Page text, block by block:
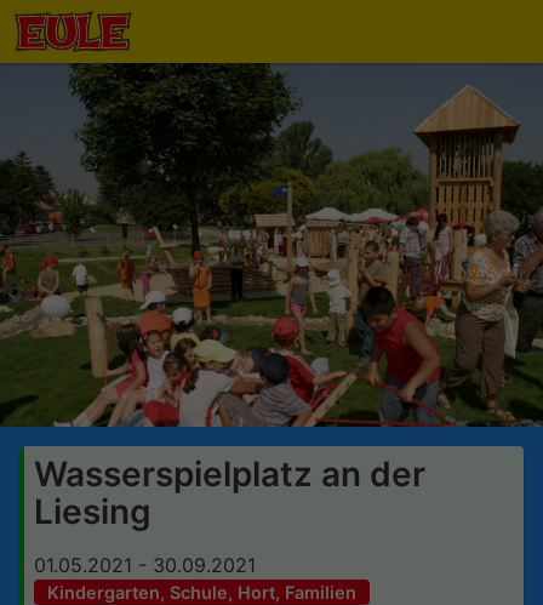
Wasserspielplatz an der
Liesing
01.05.2021 - 30.09.2021
Kindergarten, Schule, Hort, Familien